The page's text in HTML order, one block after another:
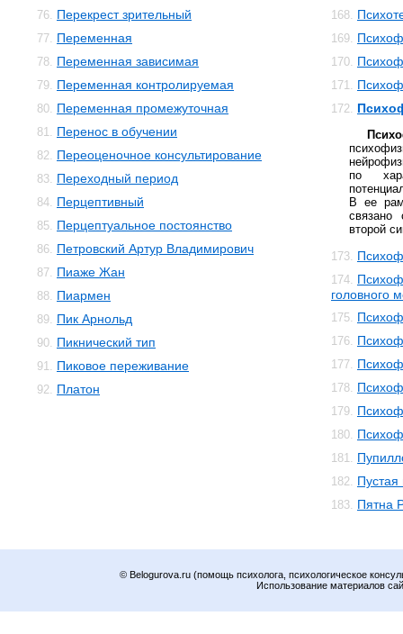
76. Перекрест зрительный
77. Переменная
78. Переменная зависимая
79. Переменная контролируемая
80. Переменная промежуточная
81. Перенос в обучении
82. Переоценочное консультирование
83. Переходный период
84. Перцептивный
85. Перцептуальное постоянство
86. Петровский Артур Владимирович
87. Пиаже Жан
88. Пиармен
89. Пик Арнольд
90. Пикнический тип
91. Пиковое переживание
92. Платон
168.
169.
170.
171.
172.
по
В ее
связано
второй
173.
174.
головного
175.
176.
177.
178.
179.
180.
181.
182. Пустая
183. Пятна
© Belogurova.ru (помощь психолога, психологическое
Использование материалов